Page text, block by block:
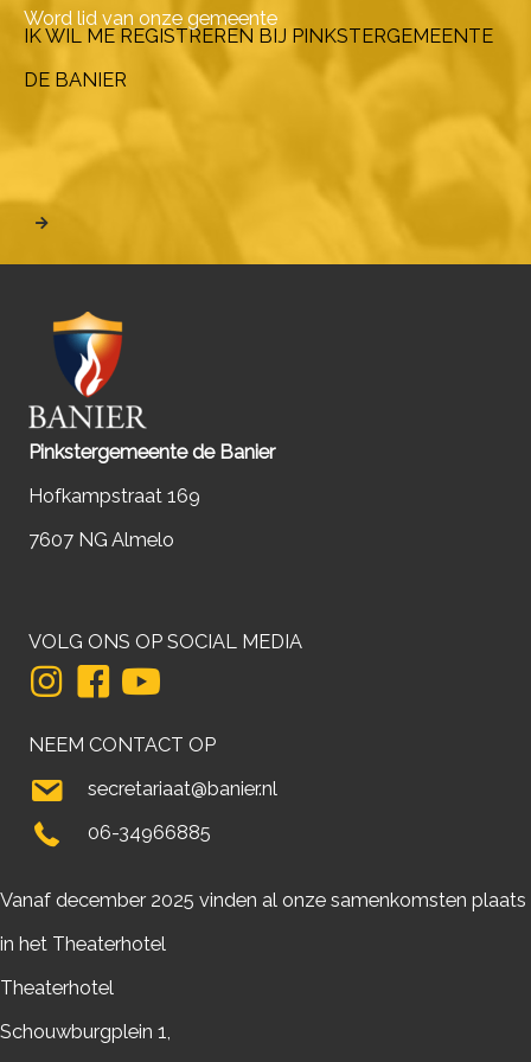
Word lid van onze gemeente
IK WIL ME REGISTREREN BIJ PINKSTERGEMEENTE
DE BANIER
Pinkstergemeente de Banier
Hofkampstraat 169
7607 NG Almelo
VOLG ONS OP SOCIAL MEDIA
NEEM CONTACT OP
secretariaat@banier.nl
06-34966885
Vanaf december 2025 vinden al onze samenkomsten plaats
in het Theaterhotel
Theaterhotel
Schouwburgplein 1,